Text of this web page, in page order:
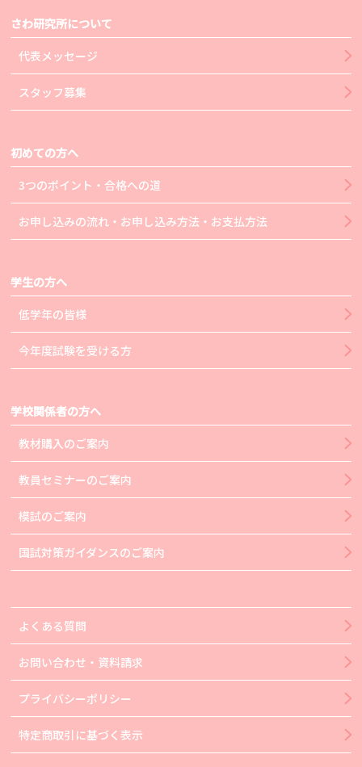
さわ研究所について
代表メッセージ
スタッフ募集
初めての方へ
3つのポイント・合格への道
お申し込みの流れ・お申し込み方法・お支払方法
学生の方へ
低学年の皆様
今年度試験を受ける方
学校関係者の方へ
教材購入のご案内
教員セミナーのご案内
模試のご案内
国試対策ガイダンスのご案内
よくある質問
お問い合わせ・資料請求
プライバシーポリシー
特定商取引に基づく表示